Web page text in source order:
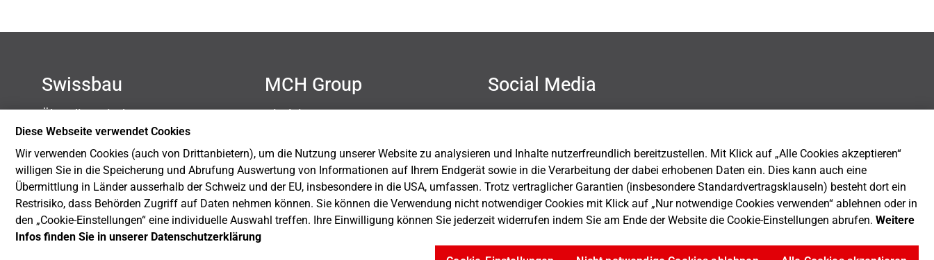
Swissbau
Kontakt
Newsletter
Blog
Nachhaltigkeit
MCH Group
Impressum
Cookie-Einstellungen
Social Media
Diese Webseite verwendet Cookies
Wir verwenden Cookies (auch von Drittanbietern), um die Nutzung unserer Website zu analysieren und Inhalte nutzerfreundlich bereitzustellen. Mit Klick auf „Alle Cookies akzeptieren“
willigen Sie in die Speicherung und Abrufung Auswertung von Informationen auf Ihrem Endgerät sowie in die Verarbeitung der dabei erhobenen Daten ein. Dies kann auch eine
Übermittlung in Länder ausserhalb der Schweiz und der EU, insbesondere in die USA, umfassen. Trotz vertraglicher Garantien (insbesondere Standardvertragsklauseln) besteht dort ein
Restrisiko, dass Behörden Zugriff auf Daten nehmen können. Sie können die Verwendung nicht notwendiger Cookies mit Klick auf „Nur notwendige Cookies verwenden“ ablehnen oder in
den „Cookie-Einstellungen“ eine individuelle Auswahl treffen. Ihre Einwilligung können Sie jederzeit widerrufen indem Sie am Ende der Website die Cookie-Einstellungen abrufen.Weitere
Infos finden Sie in unserer Datenschutzerklärung